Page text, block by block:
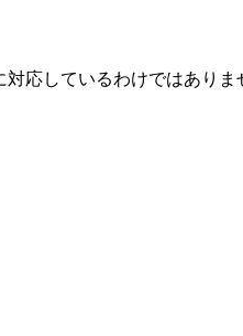
応しているわけではありま